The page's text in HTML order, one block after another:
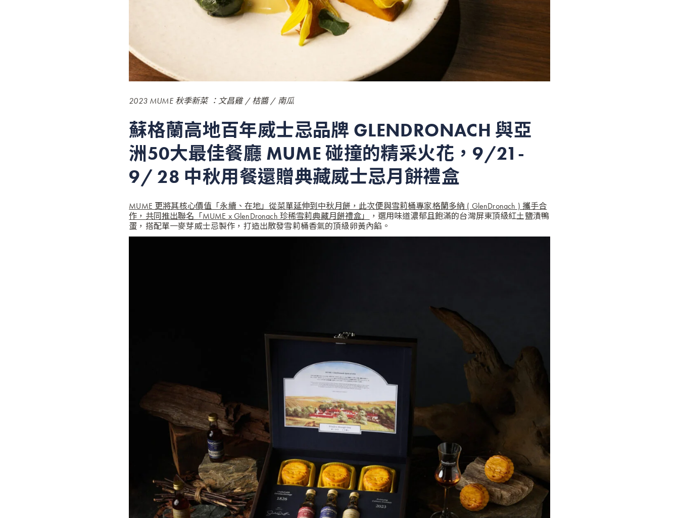
2023 MUME 秋季新菜 ：文昌雞 / 桔醬 / 南瓜
蘇格蘭高地百年威士忌品牌 GLENDRONACH 與亞
洲50大最佳餐廳 MUME 碰撞的精采火花，9/21-
9/ 28 中秋用餐還贈典藏威士忌月餅禮盒
MUME 更將其核心價值「永續、在地」從菜單延伸到中秋月餅，此次便與雪莉桶專家格蘭多納 ( GlenDronach ) 攜手合
作，共同推出聯名「MUME x GlenDronach 珍稀雪莉典藏月餅禮盒」
，選用味道濃郁且飽滿的台灣屏東頂級紅土鹽漬鴨
蛋，搭配單一麥芽威士忌製作，打造出散發雪莉桶香氣的頂級卵黃內餡。